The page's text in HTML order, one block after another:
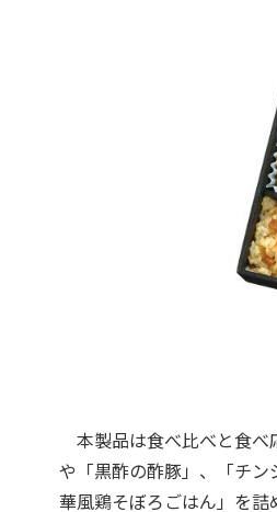
本製品は食べ比べと食べ
や「黒酢の酢豚」、「チ
華風鶏そぼろごはん」を詰